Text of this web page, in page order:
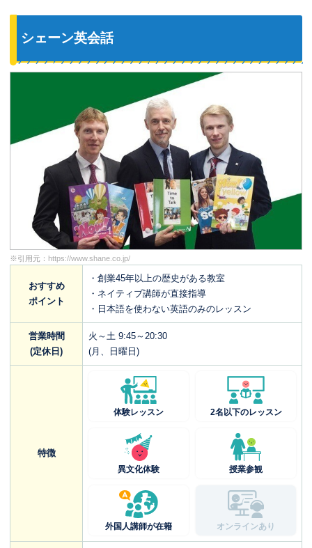
シェーン英会話
※引用元： https://www.shane.co.jp/
おすすめ
ポイント
・創業45年以上の歴史がある教室
・ネイティブ講師が直接指導
・日本語を使わない英語のみのレッスン
営業時間
(定休日)
火～土 9:45～20:30
(月、日曜日)
特徴
体験レッスン 2名以下のレッスン
異文化体験 授業参観
外国人講師が在籍 オンラインあり